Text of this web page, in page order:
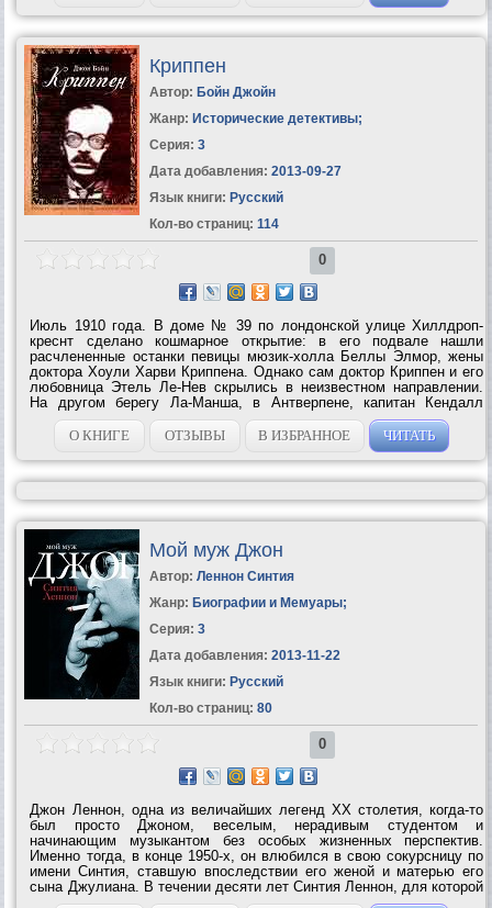
Криппен
Автор: Бойн Джойн
Жанр: Исторические детективы;
Серия: 3
Дата добавления: 2013-09-27
Язык книги: Русский
Кол-во страниц: 114
0
Июль 1910 года. В доме № 39 по лондонской улице Хиллдроп-
креснт сделано кошмарное открытие: в его подвале нашли
расчлененные останки певицы мюзик-холла Беллы Элмор, жены
доктора Хоули Харви Криппена. Однако сам доктор Криппен и его
любовница Этель Ле-Нев скрылись в неизвестном направлении.
На другом берегу Ла-Манша, в Антверпене, капитан Кендалл
отдает приказ команде парохода «Монтроз» начать
двухнедельное плавание в Канаду. На...
О КНИГЕ ОТЗЫВЫ В ИЗБРАННОЕ ЧИТАТЬ
Мой муж Джон
Автор: Леннон Синтия
Жанр: Биографии и Мемуары;
Серия: 3
Дата добавления: 2013-11-22
Язык книги: Русский
Кол-во страниц: 80
0
Джон Леннон, одна из величайших легенд XX столетия, когда-то
был просто Джоном, веселым, нерадивым студентом и
начинающим музыкантом без особых жизненных перспектив.
Именно тогда, в конце 1950-х, он влюбился в свою сокурсницу по
имени Синтия, ставшую впоследствии его женой и матерью его
сына Джулиана. В течении десяти лет Синтия Леннон, для которой
великие 'Битлз' были и остаются просто 'ребятами', дарила Джону